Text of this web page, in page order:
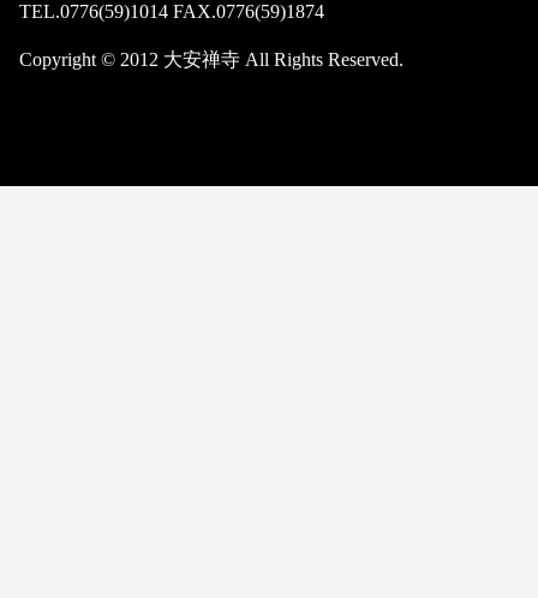
TEL.0776(59)1014 FAX.0776(59)1874
Copyright © 2012 大安禅寺 All Rights Reserved.